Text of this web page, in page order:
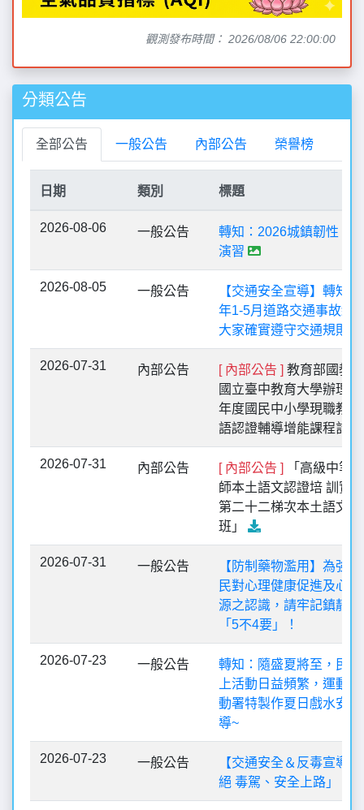
觀測發布時間： 2026/08/06 22:00:00
分類公告
全部公告 一般公告 內部公告 榮譽榜
日期 類別 標題
2026-08-06 一般公告
轉知：2026城鎮韌性（
演習
2026-08-05 一般公告
【交通安全宣導】轉知
年1-5月道路交通事故統
大家確實遵守交通規則。
2026-07-31 內部公告 [ 內部公告 ] 教育部國教
國立臺中教育大學辦理
年度國民中小學現職教
語認證輔導增能課程計
2026-07-31 內部公告 [ 內部公告 ]
「高級中等
師本土語文認證培 訓實
第二十二梯次本土語文
班」
2026-07-31 一般公告
【防制藥物濫用】為強
民對心理健康促進及心
源之認識，請牢記鎮靜
「5不4要」！
2026-07-23 一般公告
轉知：隨盛夏將至，民
上活動日益頻繁，運動
動署特製作夏日戲水安
導~
2026-07-23 一般公告
【交通安全＆反毒宣導
絕 毒駕、安全上路」